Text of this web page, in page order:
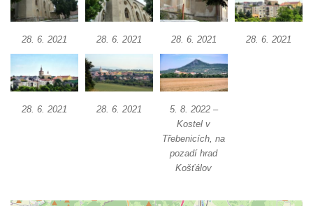
Výklenková kaple Piety ve Svojkově
Kostel svatých Petra a Pavla v Semilech
Kostel Nanebevzetí Panny Marie (St. Mariä
Himmelfahrt) v Schirgiswalde
Kaple Olivetské hory pod věží kostela
28. 6. 2021 28. 6. 2021 28. 6. 2021 28. 6. 2021
28. 6. 2021 28. 6. 2021
5. 8. 2022 –
Kostel v
Třebenicích, na
pozadí hrad
Košťálov